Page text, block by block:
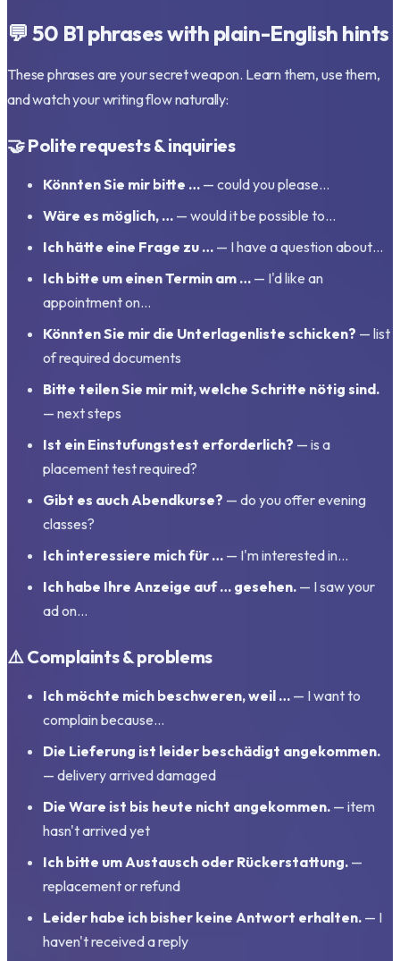
💬 50 B1 phrases with plain-English hints
These phrases are your secret weapon. Learn them, use them,
and watch your writing flow naturally:
🤝 Polite requests & inquiries
Könnten Sie mir bitte … — could you please…
Wäre es möglich, … — would it be possible to…
Ich hätte eine Frage zu … — I have a question about…
Ich bitte um einen Termin am … — I'd like an
appointment on…
Könnten Sie mir die Unterlagenliste schicken? — list
of required documents
Bitte teilen Sie mir mit, welche Schritte nötig sind.
— next steps
Ist ein Einstufungstest erforderlich? — is a
placement test required?
Gibt es auch Abendkurse? — do you offer evening
classes?
Ich interessiere mich für … — I'm interested in…
Ich habe Ihre Anzeige auf … gesehen. — I saw your
ad on…
⚠️ Complaints & problems
Ich möchte mich beschweren, weil … — I want to
complain because…
Die Lieferung ist leider beschädigt angekommen.
— delivery arrived damaged
Die Ware ist bis heute nicht angekommen. — item
hasn't arrived yet
Ich bitte um Austausch oder Rückerstattung. —
replacement or refund
Leider habe ich bisher keine Antwort erhalten. — I
haven't received a reply